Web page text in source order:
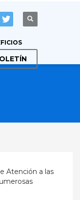
Atención a las